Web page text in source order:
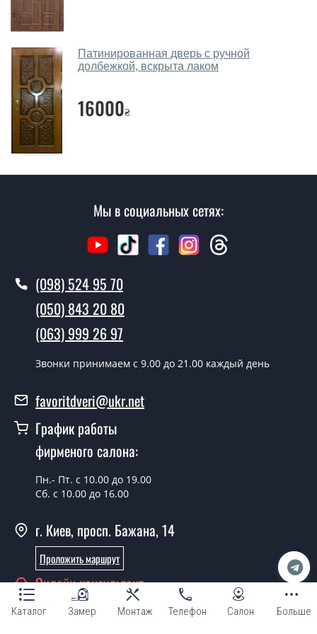
Каталог Замер Монтаж Телефон Салон Больше
Сколько стоит вызвать замерщика?
Вызов замерщика-консультанта стоит 450 грн.
Вы производите установку входных
Да производим. Монтаж входных дверей
производится согласно очереди, во все дни кроме
воскресенья.
Сколько стоит установка дверей
Как быстро можете установить двери
В тот же день в течении нескольких часов, при
условии наличия их на складе, либо на следующий
день.
замерщика?
Да можно.
У вас есть в наличии готовые двери
дверей.
входных дверей?
От 5200 грн.
Нужны двери входные эконом
класса, что посоветуете?
Патинированная дверь с ручной
долбежкой, вскрыта лаком
16000₴
Мы в социальных сетях:
(098) 524 95 70
(050) 843 20 80
(063) 999 26 97
Звонки принимаем c 9.00 до 21.00 каждый день
favoritdveri@ukr.net
График работы
фирменого салона:
Пн.- Пт. с 10.00 до 19.00
Сб. с 10.00 до 16.00
г. Киев, просп. Бажана, 14
Проложить маршрут
Онлайн консультант